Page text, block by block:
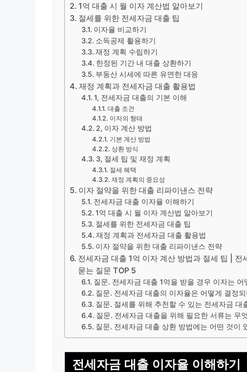
1억 대출 시 월 이자 계산법 알아보기
절세를 위한 전세자금 대출 팁
이자율 비교하기
소득공제 활용하기
재정 계획 수립하기
한정된 기간 내 대출 상환하기
부동산 시세에 따른 유연한 대응
재정 계획과 전세자금 대출 활용법
1, 전세자금 대출의 기본 이해
대출 조건
이자의 형태
2, 이자 계산 방법
기본 계산 방법
상환 방식
3, 절세 팁 및 재정 계획
절세 혜택
재정 계획의 중요성
이자 절약을 위한 대출 리파이낸스 전략
전세자금 대출 이자율 이해하기
1억 대출 시 월 이자 계산법 알아보기
절세를 위한 전세자금 대출 팁
재정 계획과 전세자금 대출 활용법
이자 절약을 위한 대출 리파이낸스 전략
전세자금 대출 1억 이자 계산 방법과 절세 팁 |
묻는 질문 TOP 5
질문. 전세자금 대출 1억을 받을 경우 이자는 어
질문. 전세자금 대출의 이자율은 어떻게 결정
질문. 절세를 위해 추천할 수 있는 전세자금 대
질문. 전세자금 대출을 위해 필요한 서류는 무
질문. 전세자금 대출 상환 방법에는 어떤 것이
전세자금 대출 이자율 이해하기